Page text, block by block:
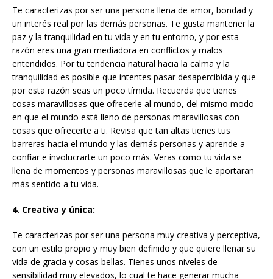
Te caracterizas por ser una persona llena de amor, bondad y
un interés real por las demás personas. Te gusta mantener la
paz y la tranquilidad en tu vida y en tu entorno, y por esta
razón eres una gran mediadora en conflictos y malos
entendidos. Por tu tendencia natural hacia la calma y la
tranquilidad es posible que intentes pasar desapercibida y que
por esta razón seas un poco tímida. Recuerda que tienes
cosas maravillosas que ofrecerle al mundo, del mismo modo
en que el mundo está lleno de personas maravillosas con
cosas que ofrecerte a ti. Revisa que tan altas tienes tus
barreras hacia el mundo y las demás personas y aprende a
confiar e involucrarte un poco más. Veras como tu vida se
llena de momentos y personas maravillosas que le aportaran
más sentido a tu vida.
4. Creativa y única:
Te caracterizas por ser una persona muy creativa y perceptiva,
con un estilo propio y muy bien definido y que quiere llenar su
vida de gracia y cosas bellas. Tienes unos niveles de
sensibilidad muy elevados, lo cual te hace generar mucha